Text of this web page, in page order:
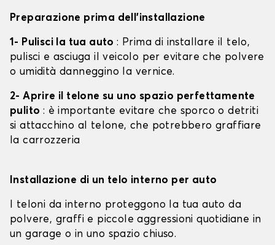
Preparazione prima dell'installazione
1- Pulisci la tua auto: Prima di installare il telo,
pulisci e asciuga il veicolo per evitare che polvere
o umidità danneggino la vernice.
2- Aprire il telone su uno spazio perfettamente
pulito : è importante evitare che sporco o detriti
si attacchino al telone, che potrebbero graffiare
la carrozzeria
Installazione di un telo interno per auto
I teloni da interno proteggono la tua auto da
polvere, graffi e piccole aggressioni quotidiane in
un garage o in uno spazio chiuso.